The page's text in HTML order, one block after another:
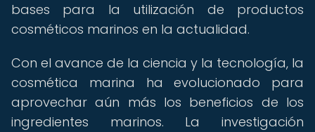
bases para la utilización de productos
cosméticos marinos en la actualidad.
Con el avance de la ciencia y la tecnología, la
cosmética marina ha evolucionado para
aprovechar aún más los beneficios de los
ingredientes marinos. La investigación